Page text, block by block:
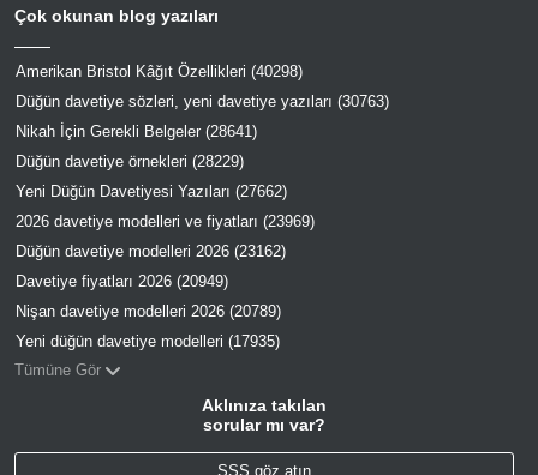
Çok okunan blog yazıları
Amerikan Bristol Kâğıt Özellikleri (40298)
Düğün davetiye sözleri, yeni davetiye yazıları (30763)
Nikah İçin Gerekli Belgeler (28641)
Düğün davetiye örnekleri (28229)
Yeni Düğün Davetiyesi Yazıları (27662)
2026 davetiye modelleri ve fiyatları (23969)
Düğün davetiye modelleri 2026 (23162)
Davetiye fiyatları 2026 (20949)
Nişan davetiye modelleri 2026 (20789)
Yeni düğün davetiye modelleri (17935)
Tümüne Gör
Aklınıza takılan
sorular mı var?
SSS göz atın